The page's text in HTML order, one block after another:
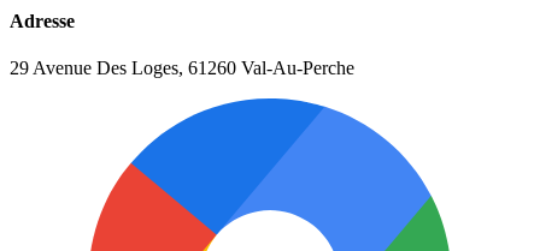
Adresse
29 Avenue Des Loges, 61260 Val-Au-Perche